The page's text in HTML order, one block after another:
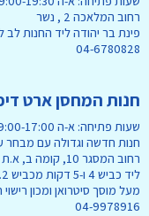
רחוב המלאכה 2 , נשר
פינת בר יהודה ליד החנות לב
04-6780828
חנות המחסן ארט
שעות פתיחה: א-ה 9:00-17:00 | יום ו וערבי חג 9:00-13:30
חנות חדשה וגדולה עם מבחר
רחוב המסגר 10, קומה ב, א.ת חדרה
ליד כביש 4 ו-5 דקות מכביש 2.
מעל מוסך סיטרואן ומכון
04-9978916